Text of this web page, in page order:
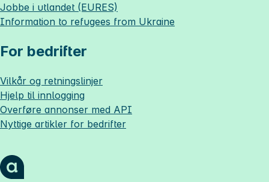
Jobbe i utlandet (EURES)
Information to refugees from Ukraine
For bedrifter
Vilkår og retningslinjer
Hjelp til innlogging
Overføre annonser med API
Nyttige artikler for bedrifter